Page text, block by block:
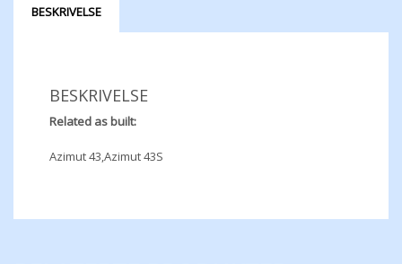
BESKRIVELSE
BESKRIVELSE
Related as built:
Azimut 43,Azimut 43S